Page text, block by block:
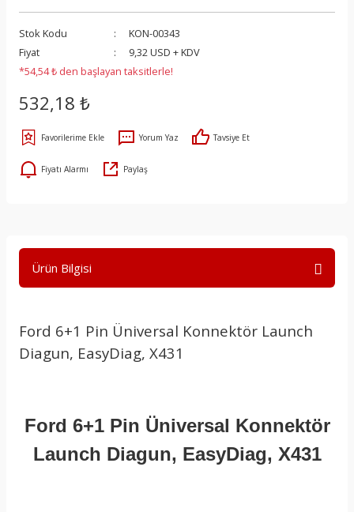
Stok Kodu
KON-00343
Fiyat
9,32 USD + KDV
*54,54 ₺ den başlayan taksitlerle!
532,18 ₺
Yorum Yaz Tavsiye Et
Fiyatı Alarmı Paylaş
Ürün Bilgisi
Ford 6+1 Pin Üniversal Konnektör Launch
Diagun, EasyDiag, X431
Ford 6+1 Pin Üniversal Konnektör
Launch Diagun, EasyDiag, X431